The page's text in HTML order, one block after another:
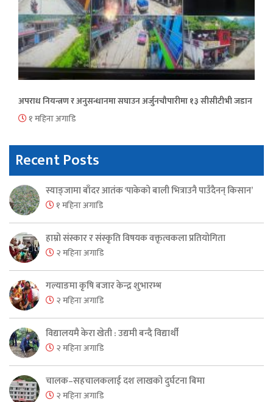
अपराध नियन्त्रण र अनुसन्धानमा सघाउन अर्जुनचौपारीमा १३ सीसीटीभी जडान
१ महिना अगाडि
Recent Posts
स्याङ्जामा बाँदर आतंक ‘पाकेको बाली भित्राउनै पाउँदैनन् किसान’
१ महिना अगाडि
हाम्रो संस्कार र संस्कृति विषयक वक्तृत्वकला प्रतियोगिता
२ महिना अगाडि
गल्याङमा कृषि बजार केन्द्र शुभारम्भ
२ महिना अगाडि
विद्यालयमै केरा खेती : उद्यमी बन्दै विद्यार्थी
२ महिना अगाडि
चालक–सहचालकलाई दश लाखको दुर्घटना बिमा
२ महिना अगाडि